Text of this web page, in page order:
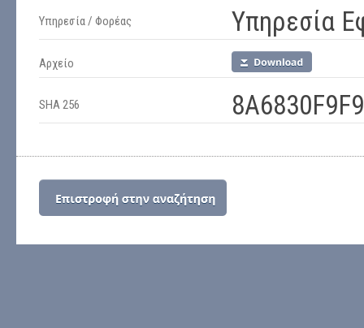
Υπηρεσία / Φορέας Υπηρεσία
Αρχείο
SHA 256